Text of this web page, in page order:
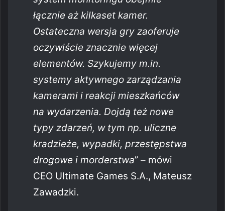
łącznie aż kilkaset kamer.
Ostateczna wersja gry zaoferuje
oczywiście znacznie więcej
elementów. Szykujemy m.in.
systemy aktywnego zarządzania
kamerami i reakcji mieszkańców
na wydarzenia. Dojdą też nowe
typy zdarzeń, w tym np. uliczne
kradzieże, wypadki, przestępstwa
drogowe i morderstwa” – mówi
CEO Ultimate Games S.A., Mateusz
Zawadzki.